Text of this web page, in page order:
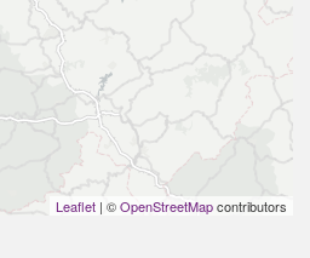
Leaflet | ©OpenStreetMapcontributors